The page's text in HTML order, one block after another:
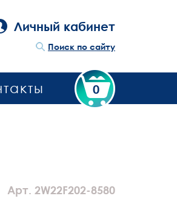
Личный кабинет
Поиск по сайту
0
Арт. 2W22F202-8580